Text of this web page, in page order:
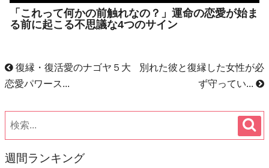
「これって何かの前触れなの？」運命の恋愛が始ま
る前に起こる不思議な4つのサイン
復縁・復活愛のナゴヤ５大
恋愛パワース...
別れた彼と復縁した女性が必
ず守ってい...
週間ランキング